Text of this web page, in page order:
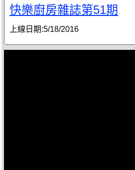
快樂廚房雜誌第51期
上線日期:5/18/2016